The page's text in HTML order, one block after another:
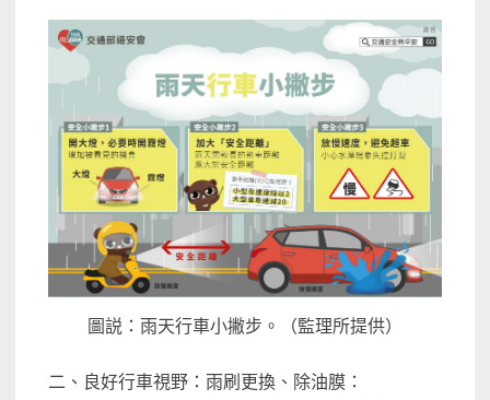
圖説：雨天行車小撇步。（監理所提供）
二、良好行車視野：雨刷更換、除油膜：